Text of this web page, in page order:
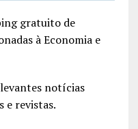
gratuito de
à Economia e
notícias
e revistas.